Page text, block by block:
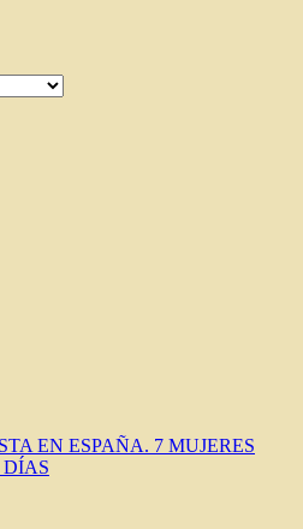
EN ESPAÑA. 7 MUJERES
DÍAS